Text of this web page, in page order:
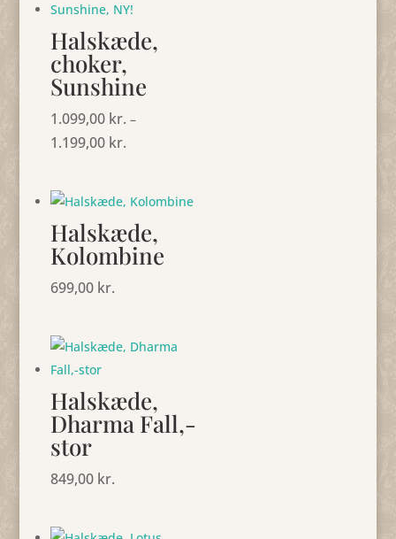
Halskæde,
choker,
Sunshine
1.099,00 kr. –
1.199,00 kr.
1.199,00 kr.
Halskæde,
Kolombine
699,00 kr.
Halskæde,
Dharma Fall,-
stor
849,00 kr.